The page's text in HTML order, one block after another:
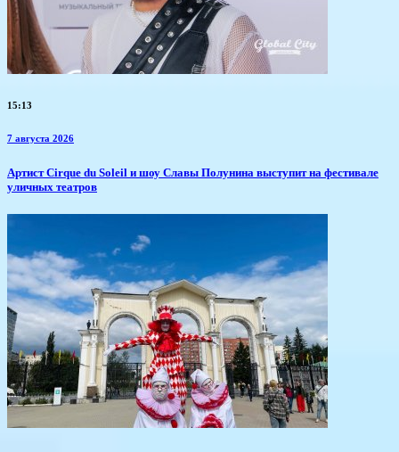
15:13
7 августа 2026
Артист Cirque du Soleil и шоу Славы Полунина выступит на фестивале
уличных театров